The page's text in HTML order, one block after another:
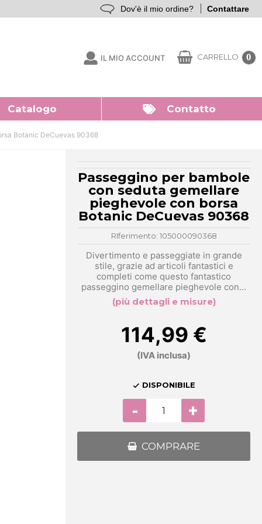
Dov'è il mio ordine? Contattare
IL MIO ACCOUNT CARRELLO 0
Catalogo Contatto
Botanic DeCuevas 90368
Passeggino per bambole
con seduta gemellare
pieghevole con borsa
Botanic DeCuevas 90368
RIferimento: 105000090368
Divertimento e passeggiate in grande
stile, grazie ad articoli fantastici e
completi come questo fantastico
passeggino gemellare pieghevole con...
(più dettagli e misure)
114,99 €
(IVA inclusa)
 DISPONIBILE
- +
COMPRARE